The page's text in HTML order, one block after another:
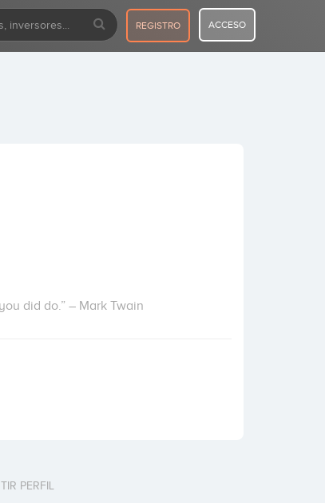
REGISTRO ACCESO
did do.” – Mark Twain
PERFIL